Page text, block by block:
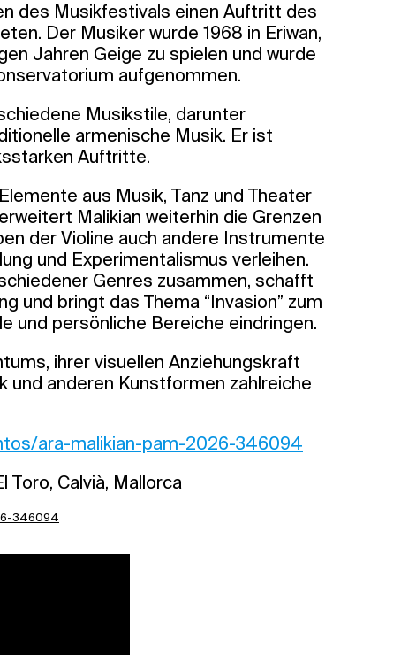
des Musikfestivals einen Auftritt des
Der Musiker wurde 1968 in Eriwan,
Jahren Geige zu spielen und wurde
aufgenommen.
Musikstile, darunter
armenische Musik. Er ist
Auftritte.
aus Musik, Tanz und Theater
Malikian weiterhin die Grenzen
der Violine auch andere Instrumente
und Experimentalismus verleihen.
Genres zusammen, schafft
und bringt das Thema “Invasion” zum
und persönliche Bereiche eindringen.
ihrer visuellen Anziehungskraft
und anderen Kunstformen zahlreiche
ara-malikian-pam-2026-346094
Toro, Calvià, Mallorca
346094